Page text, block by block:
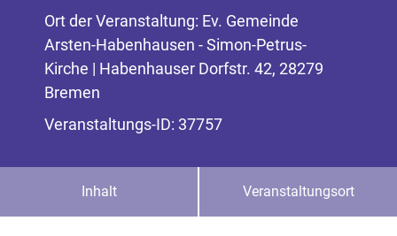
Ort der Veranstaltung: Ev. Gemeinde
Arsten-Habenhausen - Simon-Petrus-
Kirche | Habenhauser Dorfstr. 42, 28279
Bremen
Veranstaltungs-ID: 37757
Inhalt Veranstaltungsort